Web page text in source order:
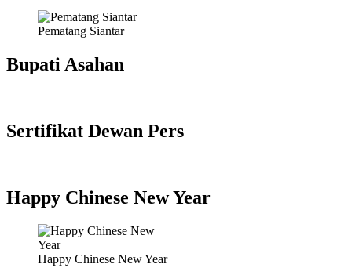
Pematang Siantar
Bupati Asahan
Sertifikat Dewan Pers
Happy Chinese New Year
Happy Chinese New Year